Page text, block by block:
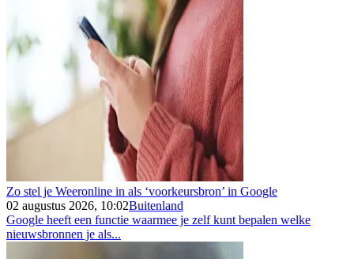
Zo stel je Weeronline in als ‘voorkeursbron’ in Google
02 augustus 2026, 10:02Buitenland
Google heeft een functie waarmee je zelf kunt bepalen welke
nieuwsbronnen je als...